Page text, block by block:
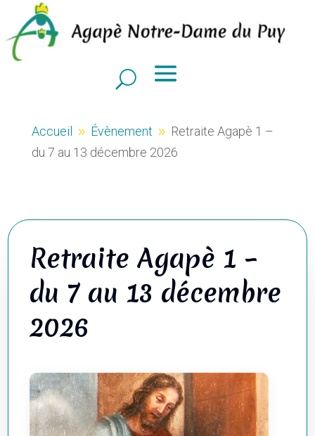
Accueil 9 Évènement 9 Retraite Agapè 1 –
du 7 au 13 décembre 2026
Retraite Agapè 1 –
du 7 au 13 décembre
2026